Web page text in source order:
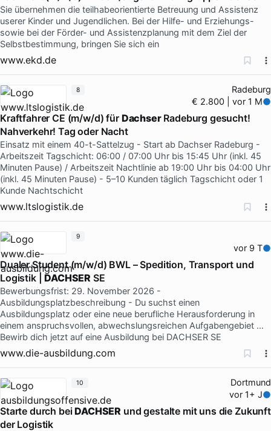
Sie übernehmen die teilhabeorientierte Betreuung und Assistenz
userer Kinder und Jugendlichen. Bei der Hilfe- und Erziehungs-
sowie bei der Förder- und Assistenzplanung mit dem Ziel der
Selbstbestimmung, bringen Sie sich ein
www.ekd.de
Radeburg
€ 2.800 | vor 1 M
Kraftfahrer CE (m/w/d) für DachserRadeburg gesucht!
Nahverkehr! Tag oder Nacht
Einsatz mit einem 40-t-Sattelzug - Start ab Dachser Radeburg -
Arbeitszeit Tagschicht: 06:00 / 07:00 Uhr bis 15:45 Uhr (inkl. 45
Minuten Pause) / Arbeitszeit Nachtlinie ab 19:00 Uhr bis 04:00 Uhr
(inkl. 45 Minuten Pause) - 5–10 Kunden täglich Tagschicht oder 1
Kunde Nachtschicht
www.ltslogistik.de
8
vor 9 T
Dualer Student (m/w/d) BWL – Spedition, Transport und
Logistik |DACHSER SE
Bewerbungsfrist: 29. November 2026 -
Ausbildungsplatzbeschreibung - Du suchst einen
Ausbildungsplatz oder eine neue berufliche Herausforderung in
einem anspruchsvollen, abwechslungsreichen Aufgabengebiet …
Bewirb dich jetzt auf eine Ausbildung bei DACHSER SE
www.die-ausbildung.com
9
Dortmund
vor 1+ J
Starte durch beiDACHSER und gestalte mit uns die Zukunft
der Logistik
10